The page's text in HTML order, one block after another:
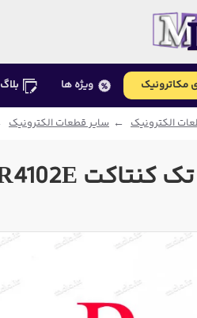
مکاترونیک ویژه ها بلاگ
الکترونیک سایر قطعات الکترونیک